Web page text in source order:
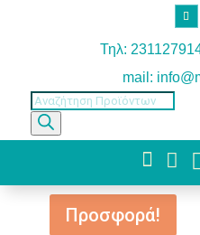
Τηλ:
mail:
Products
search
 
Προσφορά!